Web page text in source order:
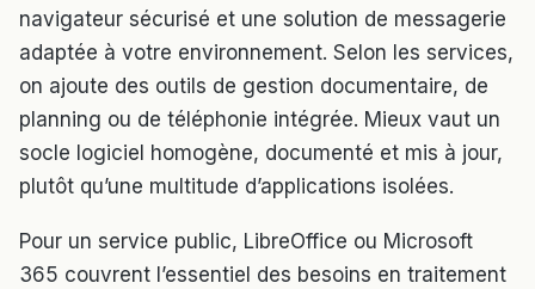
navigateur sécurisé et une solution de messagerie
adaptée à votre environnement. Selon les services,
on ajoute des outils de gestion documentaire, de
planning ou de téléphonie intégrée. Mieux vaut un
socle logiciel homogène, documenté et mis à jour,
plutôt qu’une multitude d’applications isolées.
Pour un service public, LibreOffice ou Microsoft
365 couvrent l’essentiel des besoins en traitement